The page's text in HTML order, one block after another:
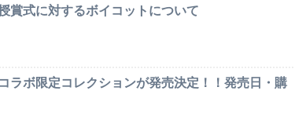
賞式に対するボイコットについて
ラボ限定コレクションが発売決定！！発売日・購